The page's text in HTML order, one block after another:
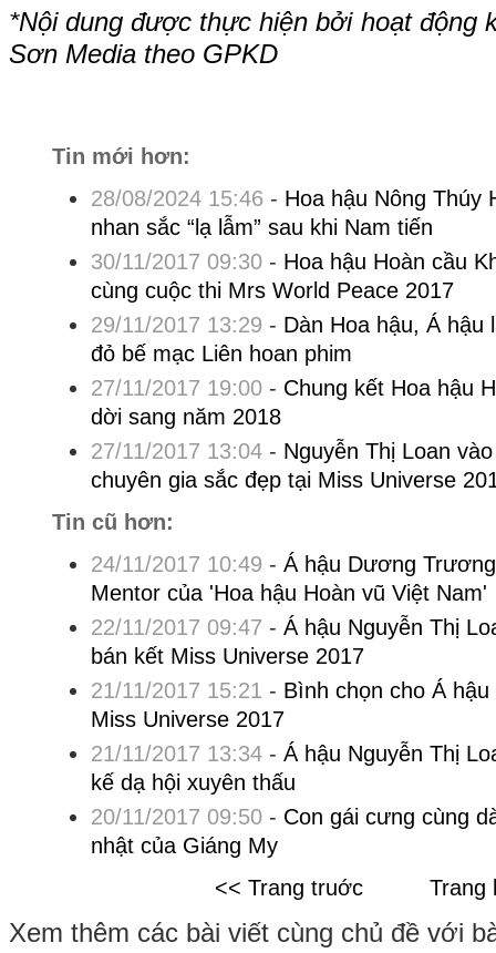
*Nội dung được thực hiện bởi hoạt động
Sơn Media theo GPKD
Tin mới hơn:
28/08/2024 15:46 - Hoa hậu Nông Thúy
nhan sắc “lạ lẫm” sau khi Nam tiến
30/11/2017 09:30- Hoa hậu Hoàn cầu
cùng cuộc thi Mrs World Peace 2017
29/11/2017 13:29 - Dàn Hoa hậu, Á hậu
đỏ bế mạc Liên hoan phim
27/11/2017 19:00- Chung kết Hoa hậu
dời sang năm 2018
27/11/2017 13:04- Nguyễn Thị Loan
chuyên gia sắc đẹp tại Miss Universe
Tin cũ hơn:
24/11/2017 10:49 - Á hậu Dương
Mentor của 'Hoa hậu Hoàn vũ Việt Nam'
22/11/2017 09:47 - Á hậu Nguyễn Thị
bán kết Miss Universe 2017
21/11/2017 15:21 - Bình chọn cho Á
Miss Universe 2017
21/11/2017 13:34- Á hậu Nguyễn Thị
kế dạ hội xuyên thấu
20/11/2017 09:50- Con gái cưng cùng
nhật của Giáng My
<< Trang truớc
Trang
Xem thêm các bài viết cùng chủ đề với